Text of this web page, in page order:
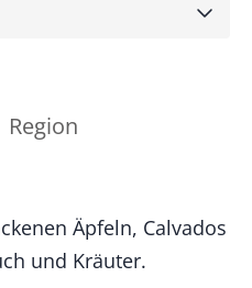
Region
Äpfeln, Calvados
und Kräuter.